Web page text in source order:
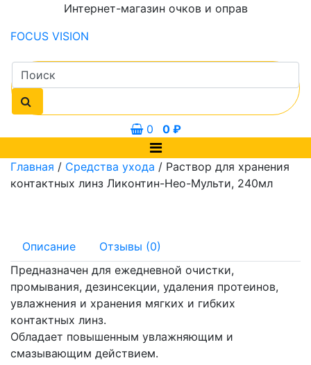
Интернет-магазин очков и оправ
FOCUS VISION
0 0 ₽
Главная / Средства ухода / Раствор для хранения
контактных линз Ликонтин-Нео-Мульти, 240мл
Описание
Отзывы (0)
Предназначен для ежедневной очистки,
промывания, дезинсекции, удаления протеинов,
увлажнения и хранения мягких и гибких
контактных линз.
Обладает повышенным увлажняющим и
смазывающим действием.